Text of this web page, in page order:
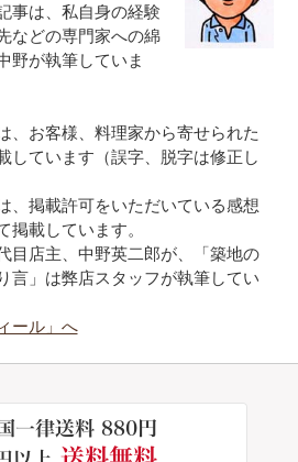
事は、私自身の経験
などの専門家への綿
野が執筆していま
、お客様、料理家から寄せられた
しています（誤字、脱字は修正し
、掲載許可をいただいている感想
掲載しています。
目店主、中野英二郎が、「築地の
言」は弊店スタッフが執筆してい
ール」へ